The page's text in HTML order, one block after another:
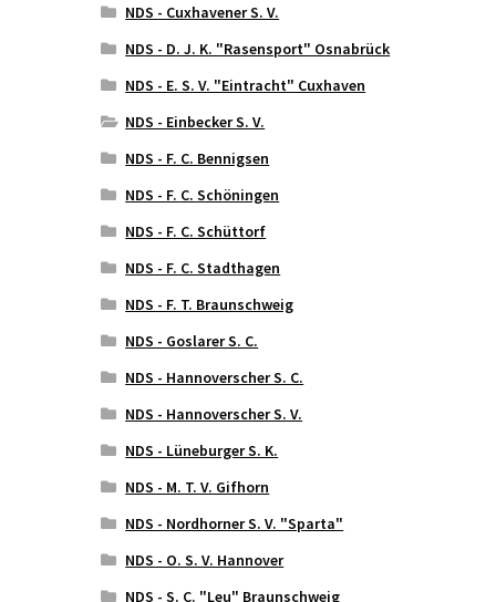
NDS - Cuxhavener S. V.
NDS - D. J. K. "Rasensport" Osnabrück
NDS - E. S. V. "Eintracht" Cuxhaven
NDS - Einbecker S. V.
NDS - F. C. Bennigsen
NDS - F. C. Schöningen
NDS - F. C. Schüttorf
NDS - F. C. Stadthagen
NDS - F. T. Braunschweig
NDS - Goslarer S. C.
NDS - Hannoverscher S. C.
NDS - Hannoverscher S. V.
NDS - Lüneburger S. K.
NDS - M. T. V. Gifhorn
NDS - Nordhorner S. V. "Sparta"
NDS - O. S. V. Hannover
NDS - S. C. "Leu" Braunschweig